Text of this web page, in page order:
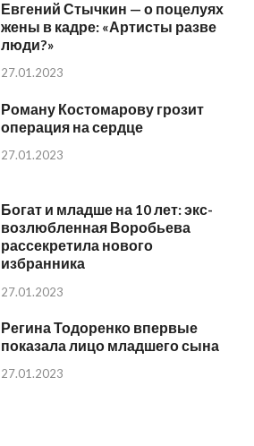
Евгений Стычкин — о поцелуях
жены в кадре: «Артисты разве
люди?»
27.01.2023
Роману Костомарову грозит
операция на сердце
27.01.2023
Богат и младше на 10 лет: экс-
возлюбленная Воробьева
рассекретила нового
избранника
27.01.2023
Регина Тодоренко впервые
показала лицо младшего сына
27.01.2023